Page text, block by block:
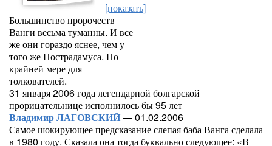
[показать]
Большинство пророчеств
Ванги весьма туманны. И все
же они гораздо яснее, чем у
того же Нострадамуса. По
крайней мере для
толкователей.
31 января 2006 года легендарной болгарской
прорицательнице исполнилось бы 95 лет
Владимир ЛАГОВСКИЙ— 01.02.2006
Самое шокирующее предсказание слепая баба Ванга сделала
в 1980 году. Сказала она тогда буквально следующее: «В